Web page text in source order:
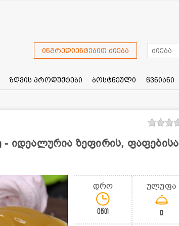
ინგრედიენტებით ძიება
ზღვის პროდუქტები ბოსტნეული წვნიანი
- იდეალურია ზეფირის, ფაფებისა
დრო
0წთ
ულუფა
0